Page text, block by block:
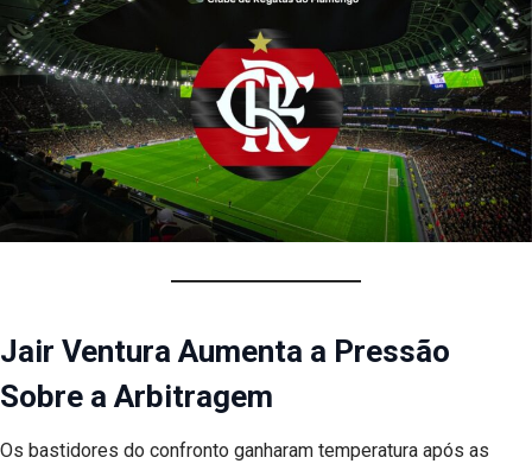
Jair Ventura Aumenta a Pressão
Sobre a Arbitragem
Os bastidores do confronto ganharam temperatura após as